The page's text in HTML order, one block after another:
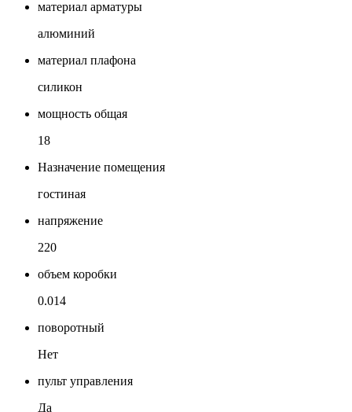
материал арматуры
алюминий
материал плафона
силикон
мощность общая
18
Назначение помещения
гостиная
напряжение
220
объем коробки
0.014
поворотный
Нет
пульт управления
Да